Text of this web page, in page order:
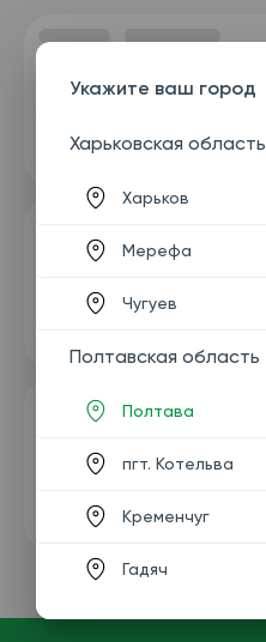
Укажите ваш город
Харьковская область
Харьков
Мерефа
Чугуев
Полтавская область
Полтава
пгт. Котельва
Кременчуг
Гадяч